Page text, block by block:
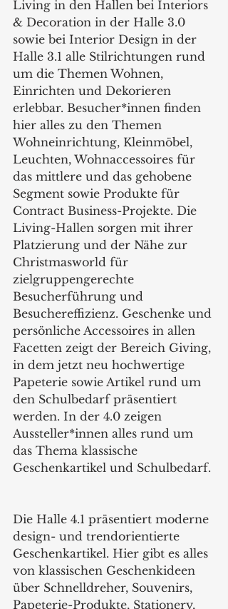
Living in den Hallen bei Interiors
& Decoration in der Halle 3.0
sowie bei Interior Design in der
Halle 3.1 alle Stilrichtungen rund
um die Themen Wohnen,
Einrichten und Dekorieren
erlebbar. Besucher*innen finden
hier alles zu den Themen
Wohneinrichtung, Kleinmöbel,
Leuchten, Wohnaccessoires für
das mittlere und das gehobene
Segment sowie Produkte für
Contract Business-Projekte. Die
Living-Hallen sorgen mit ihrer
Platzierung und der Nähe zur
Christmasworld für
zielgruppengerechte
Besucherführung und
Besuchereffizienz. Geschenke und
persönliche Accessoires in allen
Facetten zeigt der Bereich Giving,
in dem jetzt neu hochwertige
Papeterie sowie Artikel rund um
den Schulbedarf präsentiert
werden. In der 4.0 zeigen
Aussteller*innen alles rund um
das Thema klassische
Geschenkartikel und Schulbedarf.
Die Halle 4.1 präsentiert moderne
design- und trendorientierte
Geschenkartikel. Hier gibt es alles
von klassischen Geschenkideen
über Schnelldreher, Souvenirs,
Papeterie-Produkte, Stationery,